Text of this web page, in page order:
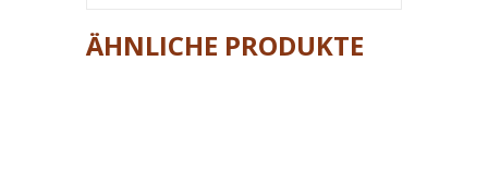
ÄHNLICHE PRODUKTE